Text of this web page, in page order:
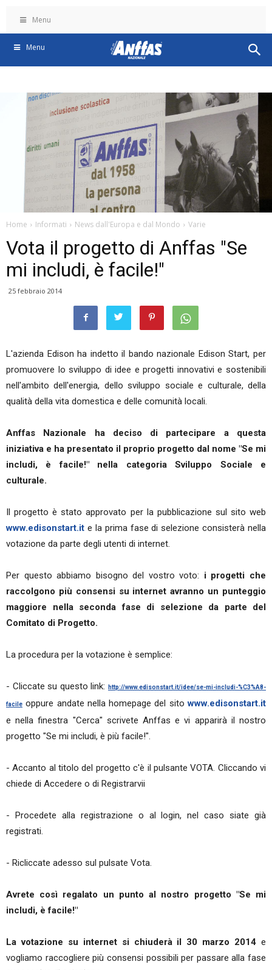
Menu
Menu
Home Informati News dall'Europa e dal Mondo Varie
Vota il progetto di Anffas "Se
mi includi, è facile!"
25 febbraio 2014
L'azienda Edison ha indetto il bando nazionale Edison Start, per
promuovere lo sviluppo di idee e progetti innovativi e sostenibili
nell'ambito dell'energia, dello sviluppo sociale e culturale, della
qualità della vita domestica e delle comunità locali.
Anffas Nazionale ha deciso di partecipare a questa
iniziativa e ha presentato il proprio progetto dal nome "Se mi
includi, è facile!" nella categoria Sviluppo Sociale e
culturale.
Il progetto è stato approvato per la pubblicazione sul sito web
www.edisonstart.it e la prima fase di selezione consisterà nella
votazione da parte degli utenti di internet.
Per questo abbiamo bisogno del vostro voto: i progetti che
raccolgono più consensi su internet avranno un punteggio
maggiore nella seconda fase di selezione da parte del
Comitato di Progetto.
La procedura per la votazione è semplice:
- Cliccate su questo link: http://www.edisonstart.it/idee/se-mi-includi-%C3%A8-
facile oppure andate nella homepage del sitowww.edisonstart.it
e nella finestra "Cerca" scrivete Anffas e vi apparirà il nostro
progetto "Se mi includi, è più facile!".
- Accanto al titolo del progetto c'è il pulsante VOTA. Cliccando vi
chiede di Accedere o di Registrarvii
- Procedete alla registrazione o al login, nel caso siate già
registrati.
- Ricliccate adesso sul pulsate Vota.
Avrete così regalato un punto al nostro progetto "Se mi
includi, è facile!"
La votazione su internet si chiuderà il 30 marzo 2014 e
vogliamo raccogliere più consensi possibili per passare alla fase